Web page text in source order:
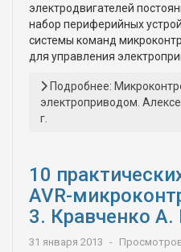
электродвигателей
набор периферийных
системы команд
для управления
Подробнее:
электроприводом.
г.
10
AVR-
3. Кравченко А.
31 января 2013